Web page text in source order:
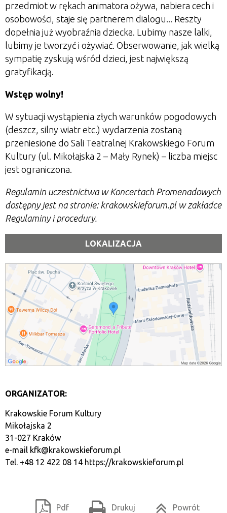
przedmiot w rękach animatora ożywa, nabiera cech i
osobowości, staje się partnerem dialogu... Reszty
dopełnia już wyobraźnia dziecka. Lubimy nasze lalki,
lubimy je tworzyć i ożywiać. Obserwowanie, jak wielką
sympatię zyskują wśród dzieci, jest największą
gratyfikacją.
Wstęp wolny!
W sytuacji wystąpienia złych warunków pogodowych
(deszcz, silny wiatr etc.) wydarzenia zostaną
przeniesione do Sali Teatralnej Krakowskiego Forum
Kultury (ul. Mikołajska 2 – Mały Rynek) – liczba miejsc
jest ograniczona.
Regulamin uczestnictwa w Koncertach Promenadowych
dostępny jest na stronie: krakowskieforum.pl w zakładce
Regulaminy i procedury.
LOKALIZACJA
ORGANIZATOR:
Krakowskie Forum Kultury
Mikołajska 2
31-027 Kraków
e-mail kfk@krakowskieforum.pl
Tel. +48 12 422 08 14 https://krakowskieforum.pl
Pdf Drukuj Powrót